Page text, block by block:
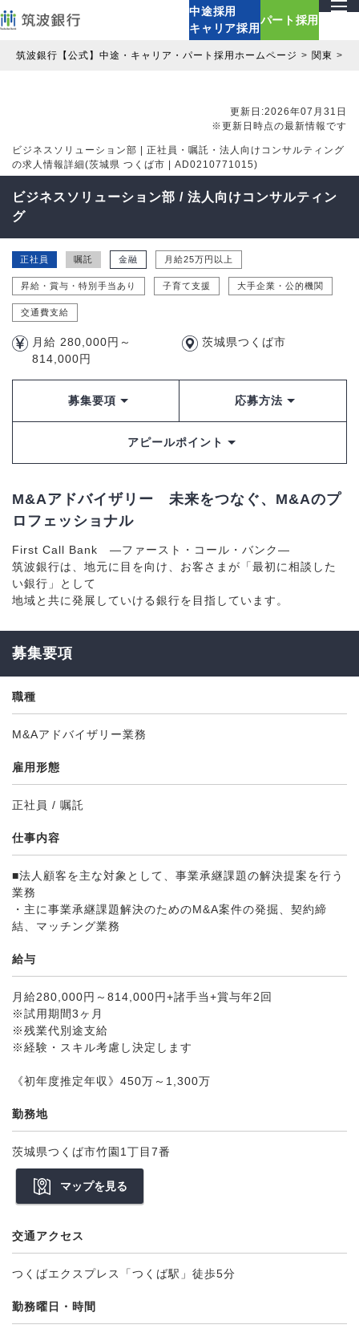
中途採用
キャリア採用
パート採用
筑波銀行【公式】中途・キャリア・パート採用ホームページ 関東
更新日:2026年07月31日
※更新日時点の最新情報です
ビジネスソリューション部 | 正社員・嘱託・法人向けコンサルティング
の求人情報詳細(茨城県 つくば市 | AD0210771015)
ビジネスソリューション部 / 法人向けコンサルティン
グ
正社員 嘱託 金融 月給25万円以上
昇給・賞与・特別手当あり 子育て支援 大手企業・公的機関
交通費支給
月給 280,000円～
814,000円
茨城県つくば市
募集要項 応募方法
アピールポイント
M&Aアドバイザリー 未来をつなぐ、M&Aのプ
ロフェッショナル
First Call Bank ―ファースト・コール・バンク―
筑波銀行は、地元に目を向け、お客さまが「最初に相談した
い銀行」として
地域と共に発展していける銀行を目指しています。
募集要項
職種
M&Aアドバイザリー業務
雇用形態
正社員 / 嘱託
仕事内容
■法人顧客を主な対象として、事業承継課題の解決提案を行う
業務
・主に事業承継課題解決のためのM&A案件の発掘、契約締
結、マッチング業務
給与
月給280,000円～814,000円+諸手当+賞与年2回
※試用期間3ヶ月
※残業代別途支給
※経験・スキル考慮し決定します
《初年度推定年収》450万～1,300万
勤務地
茨城県つくば市竹園1丁目7番
マップを見る
交通アクセス
つくばエクスプレス「つくば駅」徒歩5分
勤務曜日・時間